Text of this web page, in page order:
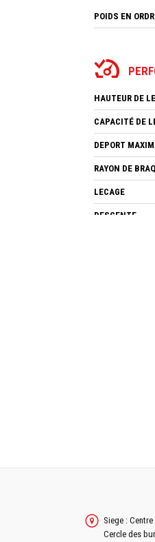
POIDS EN
HAUTEUR DE
CAPACITÉ DE
DEPORT
RAYON DE
LECAGE
DESCENTE
LARGEUR
Siege :
Cercle des